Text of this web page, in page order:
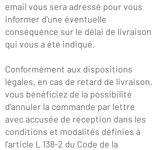
email vous sera adressé pour vous
informer d'une éventuelle
conséquence sur le délai de livraison
qui vous a été indiqué.
Conformément aux dispositions
légales, en cas de retard de livraison,
vous bénéficiez de la possibilité
d'annuler la commande par lettre
avec accusée de réception dans les
conditions et modalités définies à
l'article L 138-2 du Code de la